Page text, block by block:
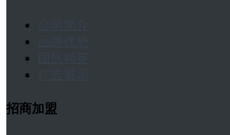
招商加盟